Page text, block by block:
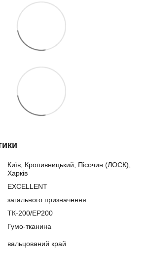
Київ, Кропивницький, Пісочин (ЛОСК),
Харків
EXCELLENT
загального призначення
ТК-200/EP200
Гумо-тканина
вальцований край